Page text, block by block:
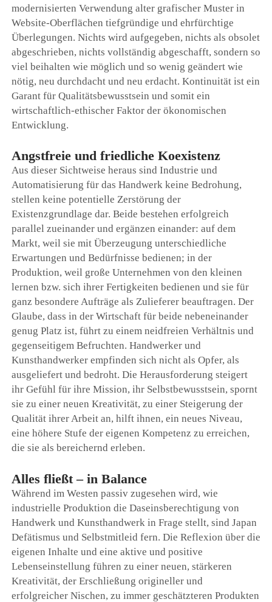
modernisierten Verwendung alter grafischer Muster in
Website-Oberflächen tiefgründige und ehrfürchtige
Überlegungen. Nichts wird aufgegeben, nichts als obsolet
abgeschrieben, nichts vollständig abgeschafft, sondern so
viel beihalten wie möglich und so wenig geändert wie
nötig, neu durchdacht und neu erdacht. Kontinuität ist ein
Garant für Qualitätsbewusstsein und somit ein
wirtschaftlich-ethischer Faktor der ökonomischen
Entwicklung.
Angstfreie und friedliche Koexistenz
Aus dieser Sichtweise heraus sind Industrie und
Automatisierung für das Handwerk keine Bedrohung,
stellen keine potentielle Zerstörung der
Existenzgrundlage dar. Beide bestehen erfolgreich
parallel zueinander und ergänzen einander: auf dem
Markt, weil sie mit Überzeugung unterschiedliche
Erwartungen und Bedürfnisse bedienen; in der
Produktion, weil große Unternehmen von den kleinen
lernen bzw. sich ihrer Fertigkeiten bedienen und sie für
ganz besondere Aufträge als Zulieferer beauftragen. Der
Glaube, dass in der Wirtschaft für beide nebeneinander
genug Platz ist, führt zu einem neidfreien Verhältnis und
gegenseitigem Befruchten. Handwerker und
Kunsthandwerker empfinden sich nicht als Opfer, als
ausgeliefert und bedroht. Die Herausforderung steigert
ihr Gefühl für ihre Mission, ihr Selbstbewusstsein, spornt
sie zu einer neuen Kreativität, zu einer Steigerung der
Qualität ihrer Arbeit an, hilft ihnen, ein neues Niveau,
eine höhere Stufe der eigenen Kompetenz zu erreichen,
die sie als bereichernd erleben.
Alles fließt – in Balance
Während im Westen passiv zugesehen wird, wie
industrielle Produktion die Daseinsberechtigung von
Handwerk und Kunsthandwerk in Frage stellt, sind Japan
Defätismus und Selbstmitleid fern. Die Reflexion über die
eigenen Inhalte und eine aktive und positive
Lebenseinstellung führen zu einer neuen, stärkeren
Kreativität, der Erschließung origineller und
erfolgreicher Nischen, zu immer geschätzteren Produkten